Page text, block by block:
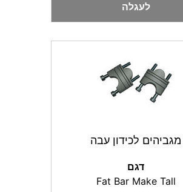
לעגלה
מגביהים לכידון עבה
דגם